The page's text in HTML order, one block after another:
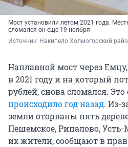
Мост установили летом 2021 года.
сломался он еще 19 ноября
Источник: Накипело Холмогорский
Наплавной мост через
в 2021 году и на который
рублей, снова сломался.
происходило год назад. Из-
земли оторваны пять
Пешемское, Рипалово, Усть-
их жители, сообщают в